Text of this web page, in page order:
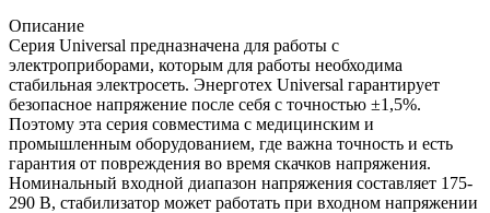
Описание
Серия Universal предназначена для работы с
электроприборами, которым для работы необходима
стабильная электросеть. Энерготех Universal гарантирует
безопасное напряжение после себя с точностью ±1,5%.
Поэтому эта серия совместима с медицинским и
промышленным оборудованием, где важна точность и есть
гарантия от повреждения во время скачков напряжения.
Номинальный входной диапазон напряжения составляет 175-
290 В, стабилизатор может работать при входном напряжении